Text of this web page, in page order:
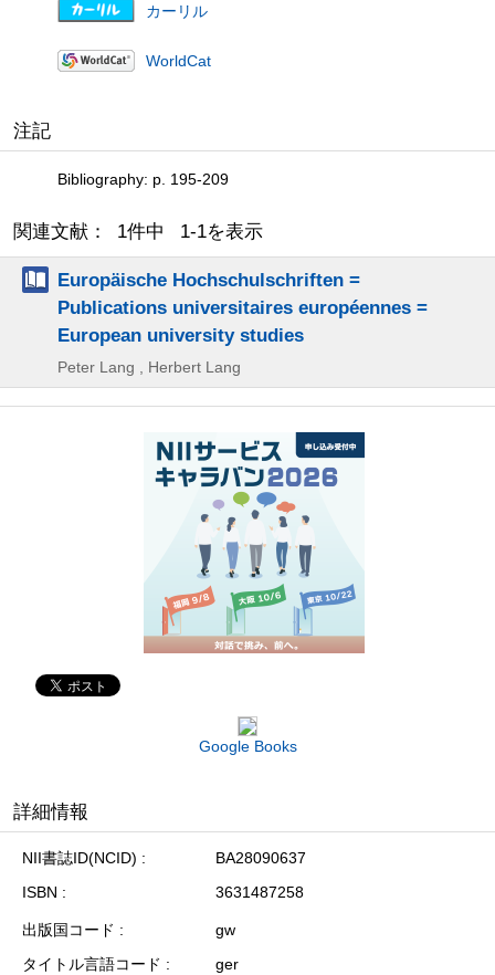
カーリル
WorldCat
注記
Bibliography: p. 195-209
関連文献： 1件中 1-1を表示
Europäische Hochschulschriften =
Publications universitaires européennes =
European university studies
Peter Lang , Herbert Lang
Google Books
詳細情報
NII書誌ID(NCID)
BA28090637
ISBN
3631487258
出版国コード
gw
タイトル言語コード
ger